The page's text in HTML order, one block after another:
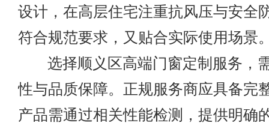
设计，在高层住宅注重抗风压与安全
符合规范要求，又贴合实际使用场景
选择顺义区高端门窗定制服务，
性与品质保障。正规服务商应具备完
产品需通过相关性能检测，提供明确